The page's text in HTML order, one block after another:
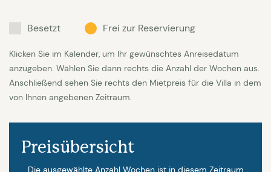
und -spender, Induktionsherd, Geschirrspüler,
Schönes Geschirr und Gläser sowie alle sonstigen
Utensilien sind ausreichent vorhanden. Ein offener
Kamin, der von Vorder- und Rückseite
ein besonderes Licht.
Besetzt Frei zur Reservierung
Klicken Sie im Kalender, um Ihr gewünschtes Anreisedatum
anzugeben. Wählen Sie dann rechts die Anzahl der Wochen aus.
Anschließend sehen Sie rechts den Mietpreis für die Villa in dem
von Ihnen angebenen Zeitraum.
Preisübersicht
Die ausgewählte Anzahl Wochen ist in diesem Zeitraum